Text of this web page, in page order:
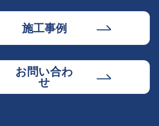
施工事例
お問い合わ
せ